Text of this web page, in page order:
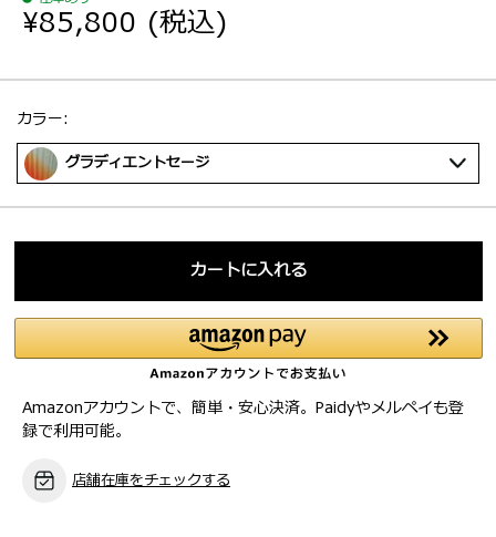
¥85,800 (税込)
選択：
カラー:
グラディエントセージ
カートに入れる
Amazonアカウントで、簡単・安心決済。Paidyやメルペイも登
録で利用可能。
店舗在庫をチェックする